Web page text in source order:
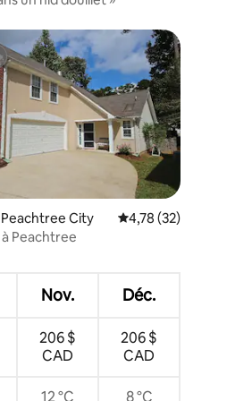
5, 124 commentaires
City Note moyenne de
4,78 (32)
Peachtree
Nov. Déc.
206 $
CAD
206 $
CAD
12 °C 8 °C